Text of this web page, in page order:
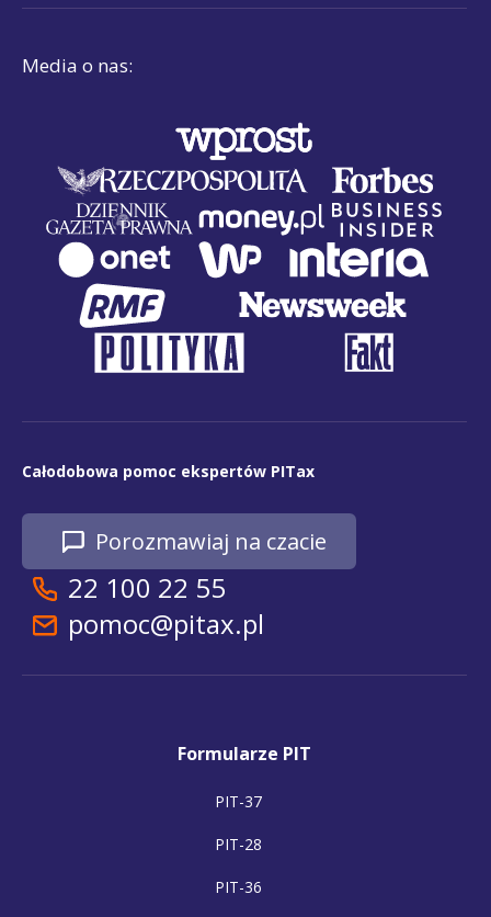
Media o nas:
Całodobowa pomoc ekspertów PITax
Porozmawiaj na czacie
22 100 22 55
pomoc@pitax.pl
Formularze PIT
PIT-37
PIT-28
PIT-36